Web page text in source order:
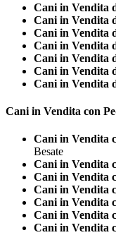
Cani in Vendita
Cani in Vendita
Cani in Vendita
Cani in Vendita
Cani in Vendita
Cani in Vendita
Cani in Vendita
Cani in Vendita con
Cani in Vendita
Besate
Cani in Vendita
Cani in Vendita
Cani in Vendita
Cani in Vendita
Cani in Vendita
Cani in Vendita